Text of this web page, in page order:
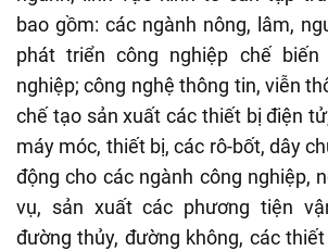
bao gồm: các ngành nông, lâm,
phát triển công nghiệp chế biến
nghiệp; công nghệ thông tin, viễn
chế tạo sản xuất các thiết bị điện
máy móc, thiết bị, các rô-bốt, dây
động cho các ngành công nghiệp,
vụ, sản xuất các phương tiện
đường thủy, đường không, các